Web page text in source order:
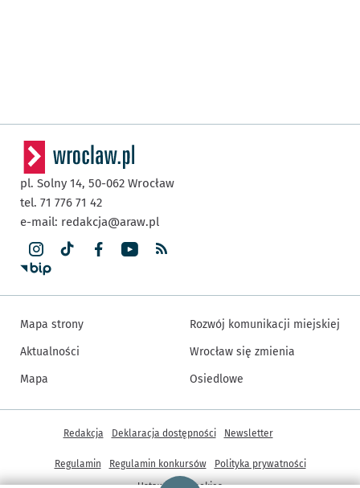
Strona główna - wroclaw.pl
pl. Solny 14, 50-062 Wrocław
tel. 71 776 71 42
e-mail: redakcja@araw.pl
Mapa strony
Aktualności
Mapa
Rozwój komunikacji miejskiej
Wrocław się zmienia
Osiedlowe
Inne informacje
Redakcja Deklaracja dostępności Newsletter
Regulamin Regulamin konkursów
Polityka prywatności